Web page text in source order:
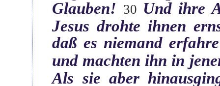
Glauben!‎
Und ihre
Jesus drohte ihnen
daß es niemand
und machten ihn in
Als sie aber